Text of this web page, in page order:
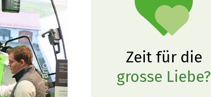
Zeit für die
grosse Liebe?